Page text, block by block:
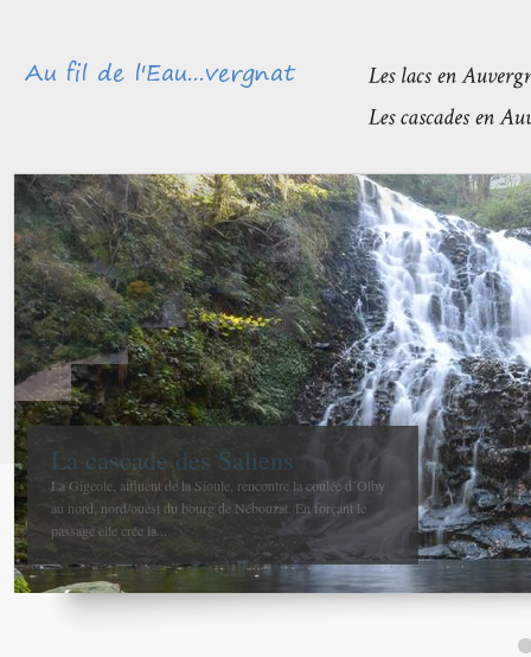
Méandres et boires de la Sioule
avant de rejoindre l’Allier
La confluence entre la Sioule et l’Allier se fait entre Contigny
et La Ferté-Hauterive peu après Saint-Pourçain sur-Sioule à...